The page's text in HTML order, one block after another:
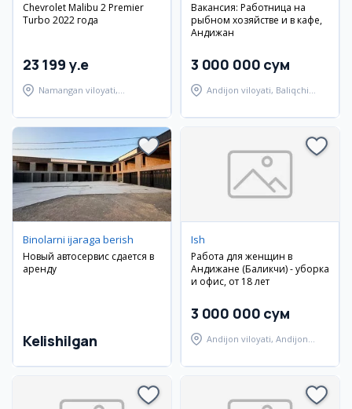
Chevrolet Malibu 2 Premier
Turbo 2022 года
23 199 y.e
Namangan viloyati,
Вакансия: Работница на
рыбном хозяйстве и в кафе,
Андижан
3 000 000 сум
Andijon viloyati, Baliqchi
Binolarni ijaraga berish
Новый автосервис сдается в
аренду
Kelishilgan
Ish
Работа для женщин в
Андижане (Баликчи) - уборка
и офис, от 18 лет
3 000 000 сум
Andijon viloyati, Andijon